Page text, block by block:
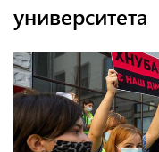
университета